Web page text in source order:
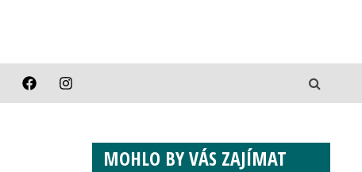
MOHLO BY VÁS ZAJÍMAT